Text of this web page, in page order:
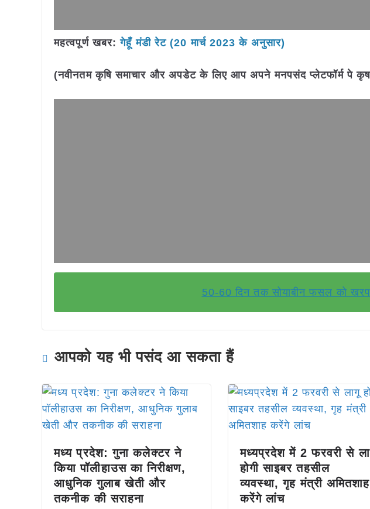
महत्वपूर्ण खबर: गेहूँ मंडी रेट (20 मार्च 2023 के अनुसार)
(नवीनतम कृषि समाचार और अपडेट के लिए आप अपने मनपसंद प्लेटफॉर्म पे
50-60 दिन तक सोयाबीन फसल को
आपको यह भी पसंद आ सकता हैं
मध्य प्रदेश: गुना कलेक्टर ने
किया पॉलीहाउस का निरीक्षण,
आधुनिक गुलाब खेती और
तकनीक की सराहना
मध्यप्रदेश में 2 फरवरी से
होगी साइबर तहसील
व्यवस्था, गृह मंत्री अमितशाह
करेंगे लांच